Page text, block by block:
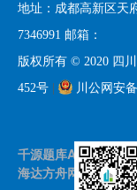
地址：成都高新区天
7346991 邮箱：
版权所有 © 2020 四
452号
川公网安
千源题库APP
海达方舟网站建设--